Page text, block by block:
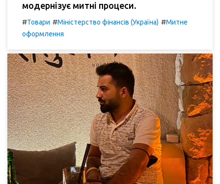
модернізує митні процеси.
#Товари #Міністерство фінансів (Україна) #Митне
оформлення